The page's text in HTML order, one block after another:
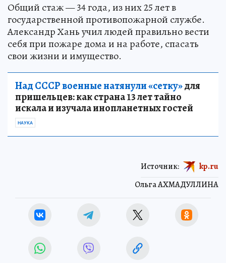
Общий стаж — 34 года, из них 25 лет в
государственной противопожарной службе.
Александр Хань учил людей правильно вести
себя при пожаре дома и на работе, спасать
свои жизни и имущество.
Над СССР военные натянули «сетку»для
пришельцев: как страна 13 лет тайно
искала и изучала инопланетных гостей
НАУКА
Ольга АХМАДУЛЛИНА
Источник: kp.ru